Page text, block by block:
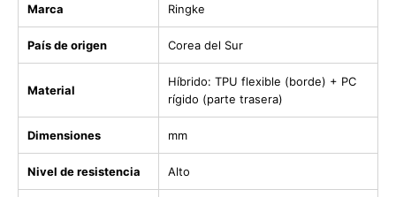
Marca Ringke
País de origen Corea del Sur
Material
Híbrido: TPU flexible (borde) + PC
rígido (parte trasera)
Dimensiones mm
Nivel de resistencia Alto